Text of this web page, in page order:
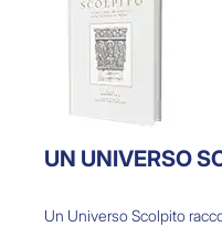
UN UNIVERSO
Un Universo Scolpito